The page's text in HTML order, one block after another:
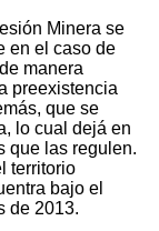
Minera se
en el caso de
manera
preexistencia
que se
lo cual dejá en
que las regulen.
territorio
bajo el
de 2013.